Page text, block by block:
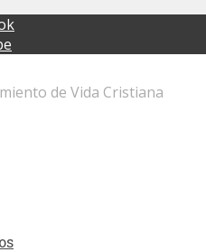
de Vida Cristiana